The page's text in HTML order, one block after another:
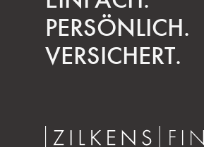
PERSÖNLICH.
VERSICHERT.